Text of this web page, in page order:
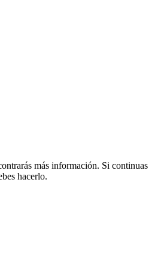
más información. Si continuas
hacerlo.